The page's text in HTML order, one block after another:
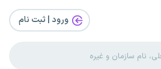
ورود | ثبت‌ نام